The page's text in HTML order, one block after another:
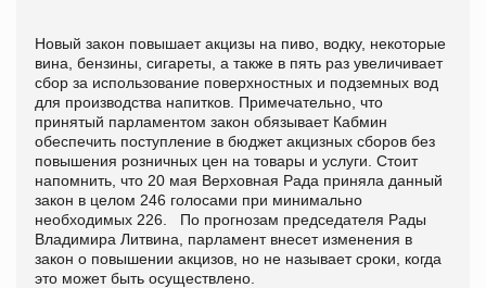
Новый закон повышает акцизы на пиво, водку, некоторые
вина, бензины, сигареты, а также в пять раз увеличивает
сбор за использование поверхностных и подземных вод
для производства напитков. Примечательно, что
принятый парламентом закон обязывает Кабмин
обеспечить поступление в бюджет акцизных сборов без
повышения розничных цен на товары и услуги. Стоит
напомнить, что 20 мая Верховная Рада приняла данный
закон в целом 246 голосами при минимально
необходимых 226. По прогнозам председателя Рады
Владимира Литвина, парламент внесет изменения в
закон о повышении акцизов, но не называет сроки, когда
это может быть осуществлено.